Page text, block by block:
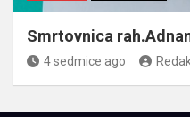
Smrtovnica
4 sedmice ago